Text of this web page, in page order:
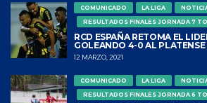
COMUNICADO LA LIGA
RESULTADOS FINALES JORNADA 7
RCD ESPAÑA RETOMA EL
GOLEANDO 4-0 AL PLATENSE
12 MARZO, 2021
COMUNICADO LA LIGA
RESULTADOS FINALES JORNADA 6